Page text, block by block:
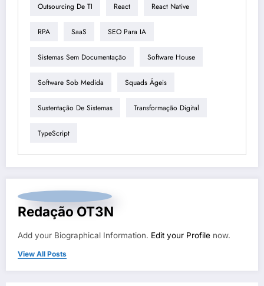
Outsourcing De TI React React Native
RPA SaaS SEO Para IA
Sistemas Sem Documentação Software House
Software Sob Medida Squads Ágeis
Sustentação De Sistemas Transformação Digital
TypeScript
Redação OT3N
Add your Biographical Information. Edit your Profile now.
View All Posts